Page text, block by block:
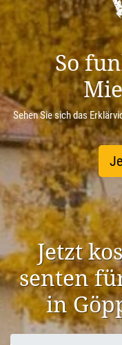
So
Sehen Sie sich das
Jetzt
senten
in